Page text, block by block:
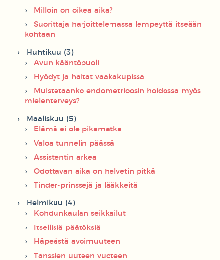
Milloin on oikea aika?
Suorittaja harjoittelemassa lempeyttä itseään
kohtaan
Huhtikuu (3)
Avun kääntöpuoli
Hyödyt ja haitat vaakakupissa
Muistetaanko endometrioosin hoidossa myös
mielenterveys?
Maaliskuu (5)
Elämä ei ole pikamatka
Valoa tunnelin päässä
Assistentin arkea
Odottavan aika on helvetin pitkä
Tinder-prinssejä ja lääkkeitä
Helmikuu (4)
Kohdunkaulan seikkailut
Itsellisiä päätöksiä
Häpeästä avoimuuteen
Tanssien uuteen vuoteen